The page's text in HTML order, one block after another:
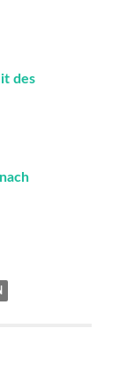
des